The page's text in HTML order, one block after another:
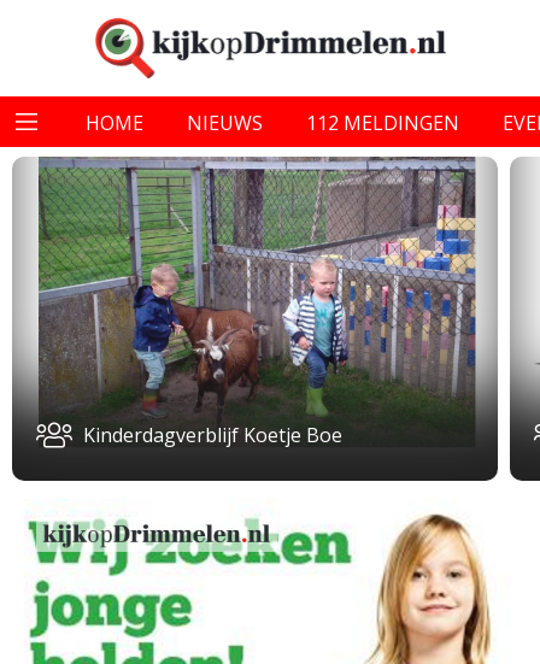
HOME NIEUWS 112 MELDINGEN
Kinderdagverblijf Koetje Boe